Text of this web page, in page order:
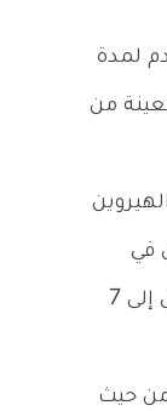
لمدة
معينة من
في
بعض الاختبارات الأخرى لمدة تصل إلى 7
حيث